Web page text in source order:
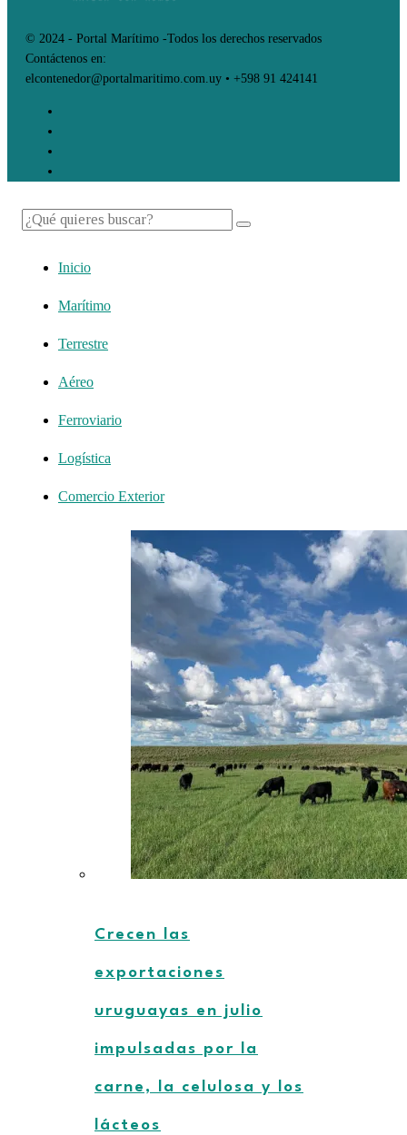
© 2024 - Portal Marítimo -Todos los derechos reservados
Contáctenos en:
elcontenedor@portalmaritimo.com.uy • +598 91 424141
Inicio
Marítimo
Terrestre
Aéreo
Ferroviario
Logística
Comercio Exterior
Crecen las
exportaciones
uruguayas en julio
impulsadas por la
carne, la celulosa y los
lácteos